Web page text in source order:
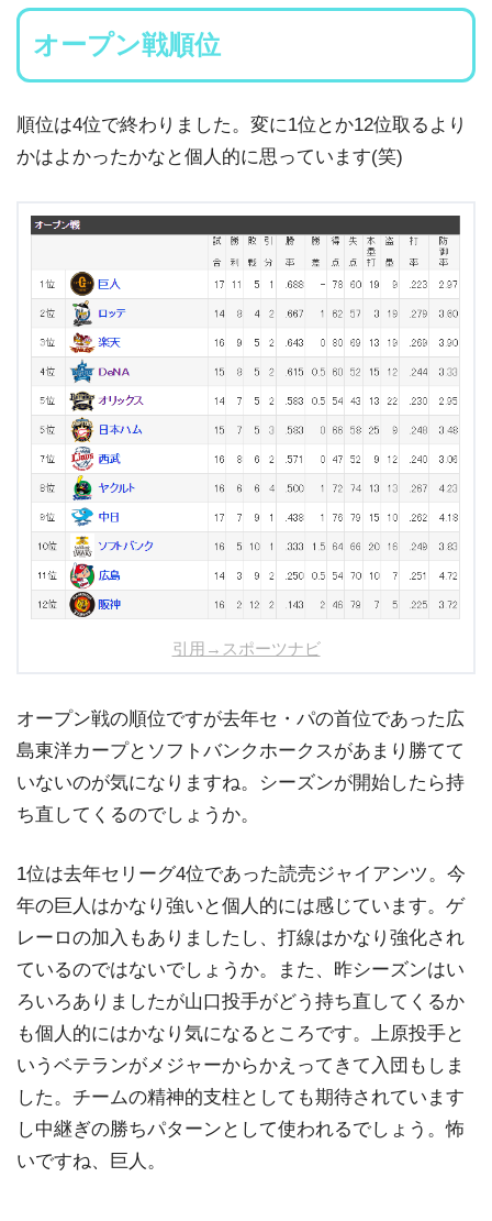
オープン戦順位
順位は4位で終わりました。変に1位とか12位取るより
かはよかったかなと個人的に思っています(笑)
引用→スポーツナビ
オープン戦の順位ですが去年セ・パの首位であった広
島東洋カープとソフトバンクホークスがあまり勝てて
いないのが気になりますね。シーズンが開始したら持
ち直してくるのでしょうか。
1位は去年セリーグ4位であった読売ジャイアンツ。今
年の巨人はかなり強いと個人的には感じています。ゲ
レーロの加入もありましたし、打線はかなり強化され
ているのではないでしょうか。また、昨シーズンはい
ろいろありましたが山口投手がどう持ち直してくるか
も個人的にはかなり気になるところです。上原投手と
いうベテランがメジャーからかえってきて入団もしま
した。チームの精神的支柱としても期待されています
し中継ぎの勝ちパターンとして使われるでしょう。怖
いですね、巨人。